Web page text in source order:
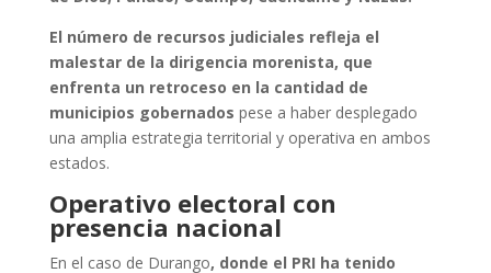
El número de recursos judiciales refleja el
malestar de la dirigencia morenista, que
enfrenta un retroceso en la cantidad de
municipios gobernados pese a haber desplegado
una amplia estrategia territorial y operativa en ambos
estados.
Operativo electoral con
presencia nacional
En el caso de Durango, donde el PRI ha tenido